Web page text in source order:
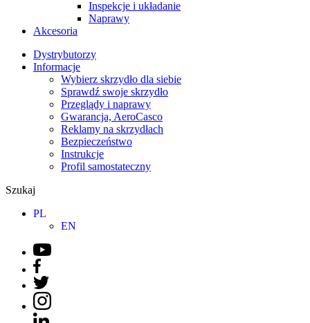
Inspekcje i układanie
Naprawy
Akcesoria
Dystrybutorzy
Informacje
Wybierz skrzydło dla siebie
Sprawdź swoje skrzydło
Przeglądy i naprawy
Gwarancja, AeroCasco
Reklamy na skrzydłach
Bezpieczeństwo
Instrukcje
Profil samostateczny
Szukaj
PL
EN